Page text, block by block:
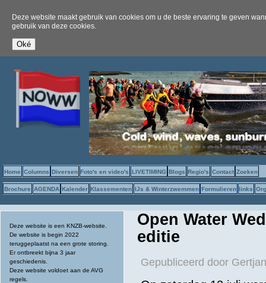
Deze website maakt gebruik van cookies om u de beste ervaring te geven
gebruik van deze cookies.
Home Columns Diversen Foto's en video's LIVETIMING Blogs Regio's Contact Zoeken
Brochure AGENDA Kalender Klassementen IJs & Winterzwemmen Formulieren links
Deze website is een KNZB-website.
De website is begin 2022
teruggeplaatst na een grote storing.
Er ontbreekt bijna 3 jaar
geschiedenis.
Deze website voldoet aan de AVG
regels.
Open Water
editie
Gepubliceerd door